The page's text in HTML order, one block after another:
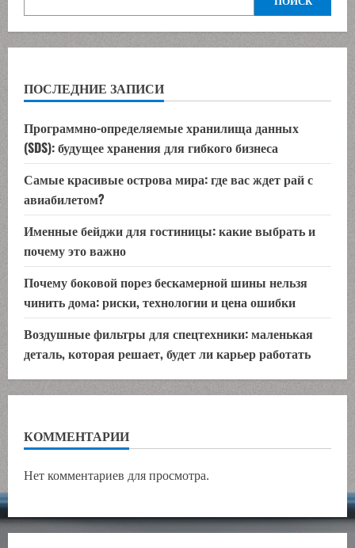
ПОСЛЕДНИЕ ЗАПИСИ
Программно-определяемые хранилища данных
(SDS): будущее хранения для гибкого бизнеса
Самые красивые острова мира: где вас ждет рай с
авиабилетом?
Именные бейджи для гостиницы: какие выбрать и
почему это важно
Почему боковой порез бескамерной шины нельзя
чинить дома: риски, технологии и цена ошибки
Воздушные фильтры для спецтехники: маленькая
деталь, которая решает, будет ли карьер работать
КОММЕНТАРИИ
Нет комментариев для просмотра.